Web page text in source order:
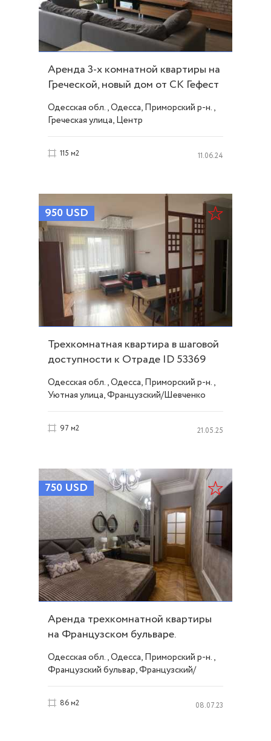
Аренда 3-х комнатной квартиры на
Греческой, новый дом от СК Гефест
ID 29002
Одесская обл., Одесса, Приморский р-н.,
Греческая улица, Центр
115 м2 11.06.24
950 USD
Трехкомнатная квартира в шаговой
доступности к Отраде ID 53369
Одесская обл., Одесса, Приморский р-н.,
Уютная улица, Французский/Шевченко
97 м2 21.05.25
750 USD
Аренда трехкомнатной квартиры
на Французском бульваре.
Стильный ремонт ID 52092
Одесская обл., Одесса, Приморский р-н.,
Французский бульвар, Французский/
86 м2 08.07.23